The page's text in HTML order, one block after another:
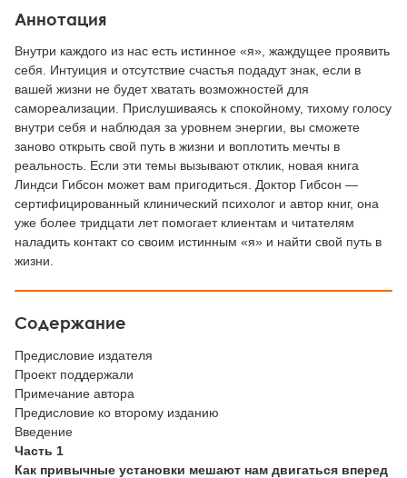
Аннотация
Внутри каждого из нас есть истинное «я», жаждущее проявить
себя. Интуиция и отсутствие счастья подадут знак, если в
вашей жизни не будет хватать возможностей для
самореализации. Прислушиваясь к спокойному, тихому голосу
внутри себя и наблюдая за уровнем энергии, вы сможете
заново открыть свой путь в жизни и воплотить мечты в
реальность. Если эти темы вызывают отклик, новая книга
Линдси Гибсон может вам пригодиться. Доктор Гибсон —
сертифицированный клинический психолог и автор книг, она
уже более тридцати лет помогает клиентам и читателям
наладить контакт со своим истинным «я» и найти свой путь в
жизни.
Содержание
Предисловие издателя
Проект поддержали
Примечание автора
Предисловие ко второму изданию
Введение
Часть 1
Как привычные установки мешают нам двигаться вперед